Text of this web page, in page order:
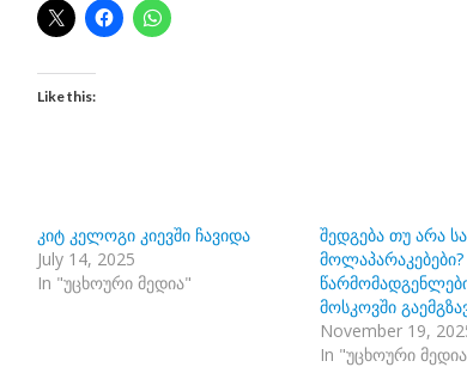
Like this:
კიტ კელოგი კიევში ჩავიდა
July 14, 2025
In "უცხოური მედია"
შედგება თუ არა
მოსკოვში
November 19,
In "უცხოური